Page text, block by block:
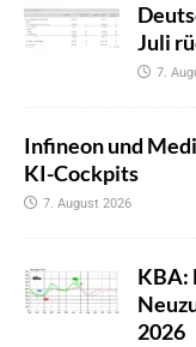
Juli
7.
Infineon und
KI-Cockpits
7. August 2026
KBA:
2026